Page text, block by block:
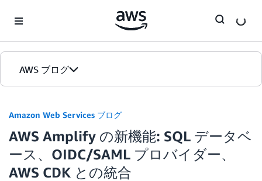
AWS ブログ
カテゴリ
エディション
Amazon Web Services ブログ
AWS Amplify の新機能: SQL データベ
ース、OIDC/SAML プロバイダー、
AWS CDK との統合